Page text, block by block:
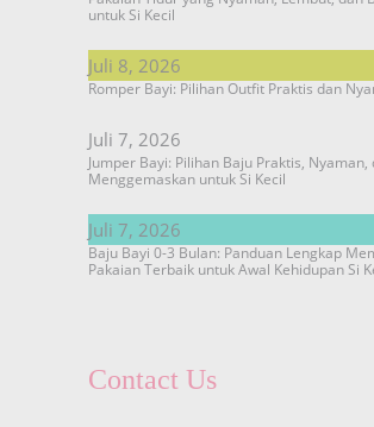
untuk Si Kecil
Juli 8, 2026
Romper Bayi: Pilihan Outfit Praktis dan
Juli 7, 2026
Jumper Bayi: Pilihan Baju Praktis, Nyaman,
Menggemaskan untuk Si Kecil
Juli 7, 2026
Baju Bayi 0-3 Bulan: Panduan Lengkap
Pakaian Terbaik untuk Awal Kehidupan Si
Contact Us